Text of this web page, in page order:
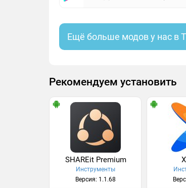
Ещё больше модов у нас в
Рекомендуем установить
SHAREit Premium
Инструменты
Версия: 1.1.68